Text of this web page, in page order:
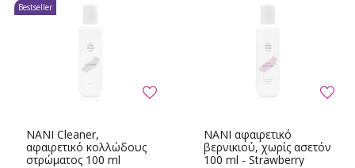
NANI Cleaner,
αφαιρετικό κολλώδους
στρώματος 100 ml
Bestseller
NANI αφαιρετικό
βερνικιού, χωρίς ασετόν
100 ml - Strawberry